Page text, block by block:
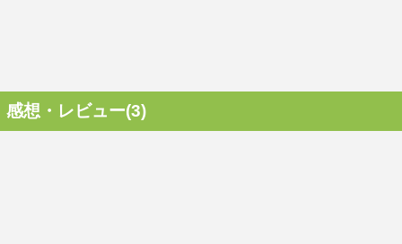
感想・レビュー(3)